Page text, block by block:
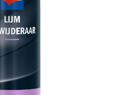
winkelwagen